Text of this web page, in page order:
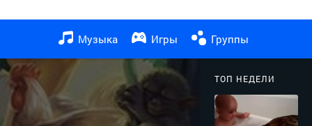
Музыка Игры Группы
ТОП НЕДЕЛИ